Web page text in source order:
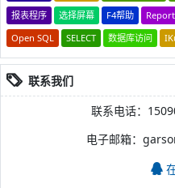
报表程序
选择屏幕 F4帮助
Open SQL
SELECT 数据库访问
联系我们
联系电话：
电子邮箱：